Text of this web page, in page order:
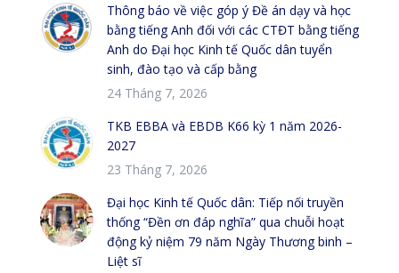
Thông báo về việc góp ý Đề án dạy và học
bằng tiếng Anh đối với các CTĐT bằng tiếng
Anh do Đại học Kinh tế Quốc dân tuyển
sinh, đào tạo và cấp bằng
24 Tháng 7, 2026
TKB EBBA và EBDB K66 kỳ 1 năm 2026-
2027
23 Tháng 7, 2026
Đại học Kinh tế Quốc dân: Tiếp nối truyền
thống “Đền ơn đáp nghĩa” qua chuỗi hoạt
động kỷ niệm 79 năm Ngày Thương binh –
Liệt sĩ